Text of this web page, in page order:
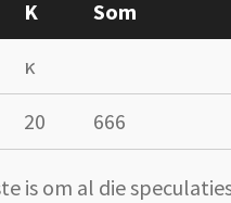
K
Som
κ
20 666
is om al die